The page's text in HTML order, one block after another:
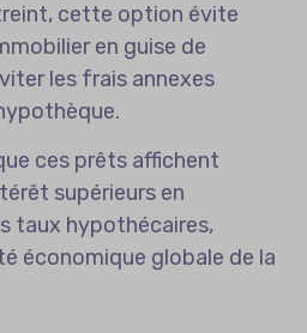
cette option évite
en guise de
les frais annexes
ces prêts affichent
supérieurs en
taux hypothécaires,
économique globale de la